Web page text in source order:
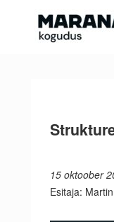
15 oktoober
Esitaja: